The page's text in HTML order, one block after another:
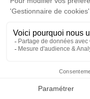
Faire-part
Cérémonie
Église Saint
et-Saint-Médiers